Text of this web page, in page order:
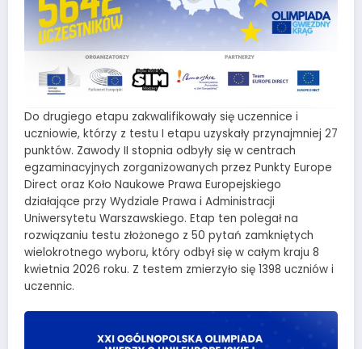
Do drugiego etapu zakwalifikowały się uczennice i
uczniowie, którzy z testu I etapu uzyskały przynajmniej 27
punktów. Zawody II stopnia odbyły się w centrach
egzaminacyjnych zorganizowanych przez Punkty Europe
Direct oraz Koło Naukowe Prawa Europejskiego
działające przy Wydziale Prawa i Administracji
Uniwersytetu Warszawskiego. Etap ten polegał na
rozwiązaniu testu złożonego z 50 pytań zamkniętych
wielokrotnego wyboru, który odbył się w całym kraju 8
kwietnia 2026 roku. Z testem zmierzyło się 1398 uczniów i
uczennic.